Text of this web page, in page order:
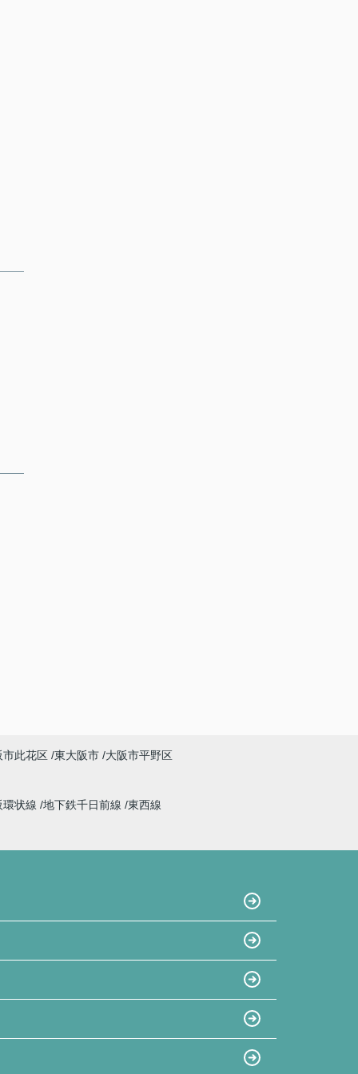
市此花区 東大阪市 大阪市平野区
環状線 地下鉄千日前線 東西線